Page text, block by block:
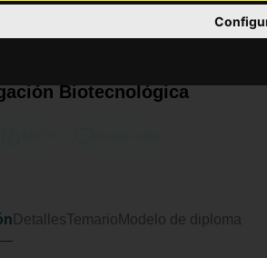
Biotecnológica
DetallesTemario Modelo de diploma